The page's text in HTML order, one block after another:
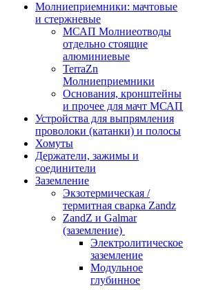
Молниеприемники: мачтовые
и стержневые
МСАП Молниеотводы
отдельно стоящие
алюминиевые
TerraZn
Молниеприемники
Основания, кронштейны
и прочее для мачт МСАП
Устройства для выпрямления
проволоки (катанки) и полосы
Хомуты
Держатели, зажимы и
соединители
Заземление
Экзотермическая /
термитная сварка Zandz
ZandZ и Galmar
(заземление)
Электролитическое
заземление
Модульное
глубинное